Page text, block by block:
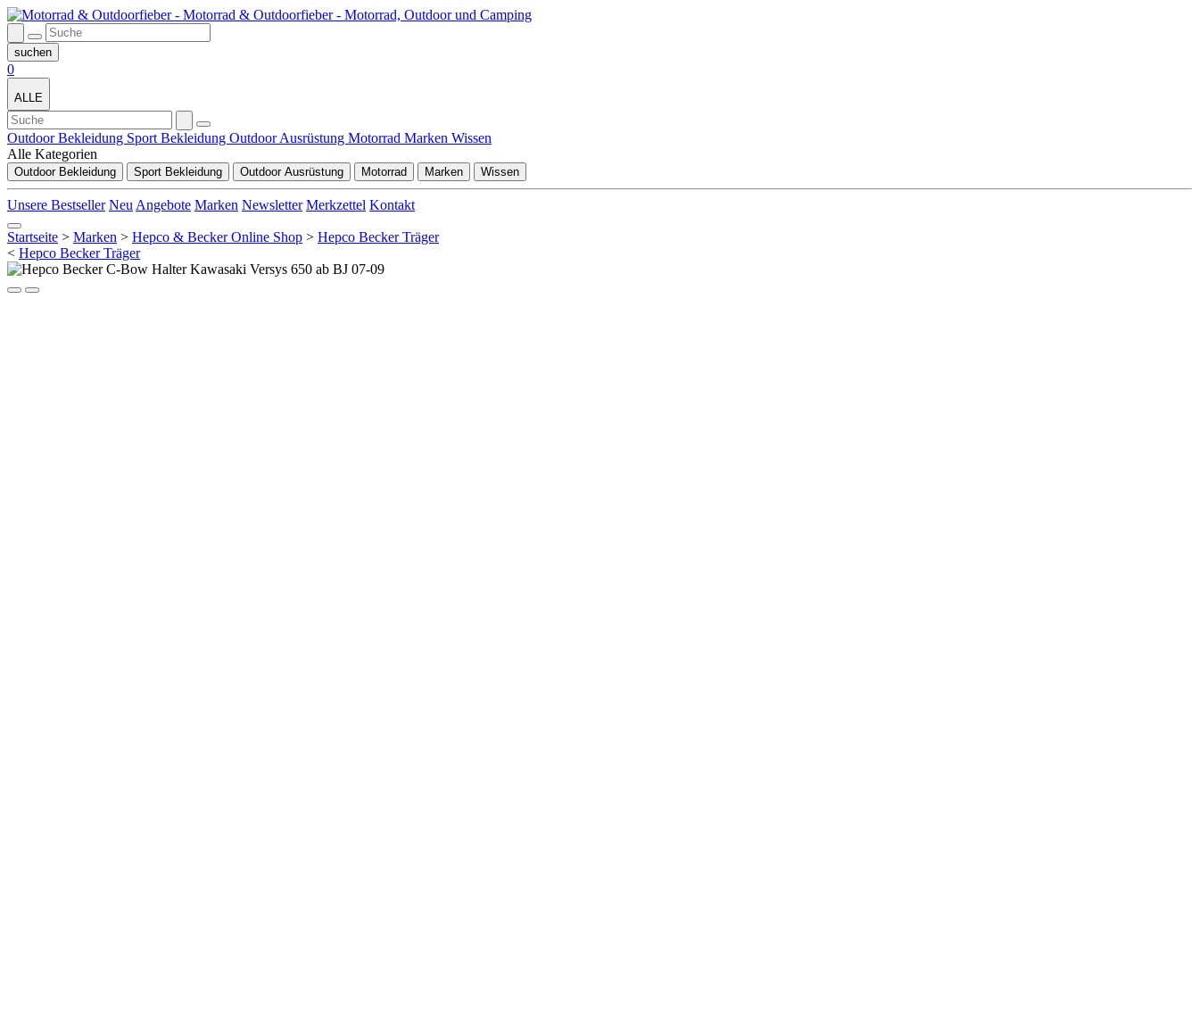
0
ALLE
Outdoor Bekleidung Sport Bekleidung Outdoor Ausrüstung Motorrad Marken Wissen
Alle Kategorien
Outdoor Bekleidung Sport Bekleidung Outdoor Ausrüstung Motorrad Marken Wissen
Unsere Bestseller Neu Angebote Marken Newsletter Merkzettel Kontakt
Startseite > Marken > Hepco & Becker Online Shop > Hepco Becker Träger
< Hepco Becker Träger